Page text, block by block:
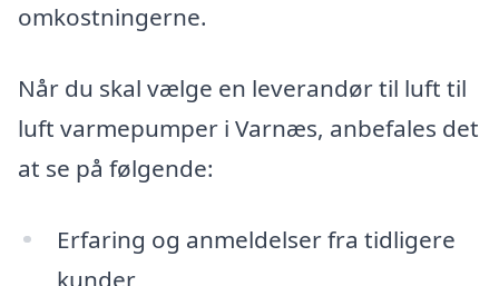
omkostningerne.
Når du skal vælge en leverandør til luft til
luft varmepumper i Varnæs, anbefales det
at se på følgende:
Erfaring og anmeldelser fra tidligere
kunder